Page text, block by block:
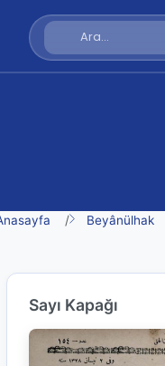
Beyânülhak
Sayı Kapağı